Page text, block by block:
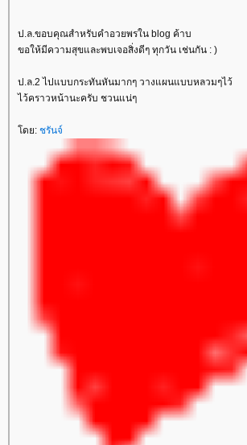
ป.ล.ขอบคุณสำหรับคำอวยพรใน blog ค้าบ
ขอให้มีความสุขและพบเจอสิ่งดีๆ ทุกวัน เช่นกัน : )
ป.ล.2 ไปแบบกระทันหันมากๆ วางแผนแบบหลวมๆไว้
ไว้คราวหน้านะครับ ชวนแน่ๆ
ดย: ชรันจ์